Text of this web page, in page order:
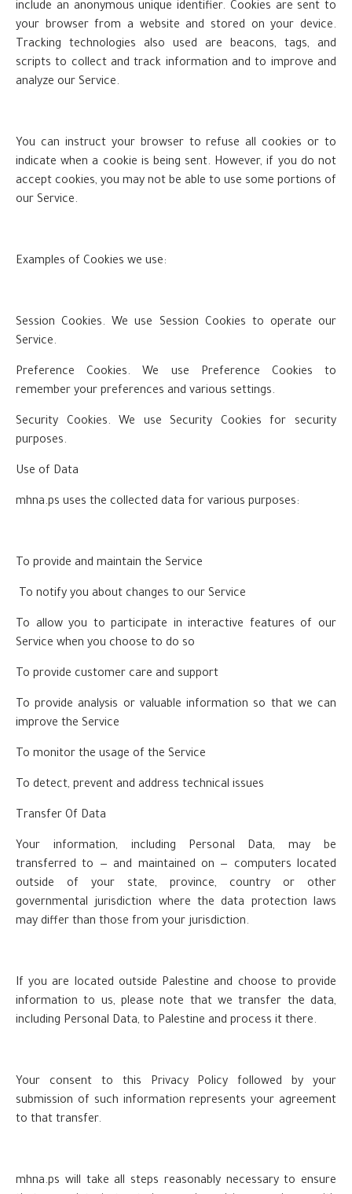
include an anonymous unique identifier. Cookies are sent to
your browser from a website and stored on your device.
Tracking technologies also used are beacons, tags, and
scripts to collect and track information and to improve and
analyze our Service.
You can instruct your browser to refuse all cookies or to
indicate when a cookie is being sent. However, if you do not
accept cookies, you may not be able to use some portions of
our Service.
Examples of Cookies we use:
Session Cookies. We use Session Cookies to operate our
Service.
Preference Cookies. We use Preference Cookies to
remember your preferences and various settings.
Security Cookies. We use Security Cookies for security
purposes.
Use of Data
mhna.ps uses the collected data for various purposes:
To provide and maintain the Service
To notify you about changes to our Service
To allow you to participate in interactive features of our
Service when you choose to do so
To provide customer care and support
To provide analysis or valuable information so that we can
improve the Service
To monitor the usage of the Service
To detect, prevent and address technical issues
Transfer Of Data
Your information, including Personal Data, may be
transferred to — and maintained on — computers located
outside of your state, province, country or other
governmental jurisdiction where the data protection laws
may differ than those from your jurisdiction.
If you are located outside Palestine and choose to provide
information to us, please note that we transfer the data,
including Personal Data, to Palestine and process it there.
Your consent to this Privacy Policy followed by your
submission of such information represents your agreement
to that transfer.
mhna.ps will take all steps reasonably necessary to ensure